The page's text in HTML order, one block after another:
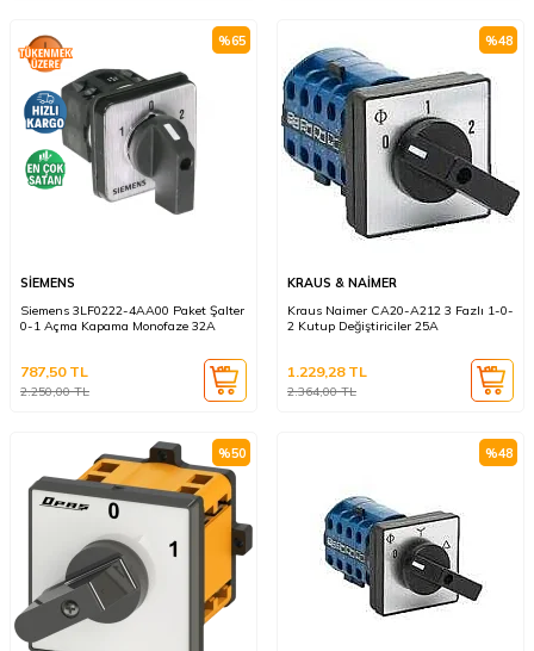
%65
SİEMENS
Siemens 3LF0222-4AA00 Paket Şalter
0-1 Açma Kapama Monofaze 32A
2.250,00TL
787,50TL
%48
KRAUS & NAİMER
Kraus Naimer CA20-A212 3 Fazlı 1-0-
2 Kutup Değiştiriciler 25A
2.364,00TL
1.229,28TL
%50 %48